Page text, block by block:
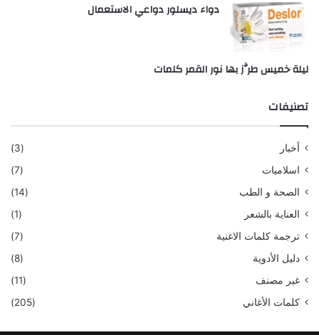
دواء ديسلور دواعي الاستعمال
ليلة خميس طرَّز بها نور القمر كلمات
تصنيفات
أخبار
(3)
اسلاميات
(7)
الصحة و الطب
(14)
العناية بالشعر
(1)
ترجمة كلمات الاغنية
(7)
دليل الأدوية
(8)
غير مصنف
(11)
كلمات الأغاني
(205)